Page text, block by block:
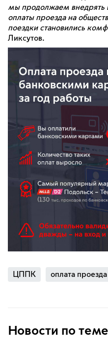
мы продолжаем внедрять
оплаты проезда на
поездки становились
Ликсутов.
ЦППК оплата проезда
Новости по теме